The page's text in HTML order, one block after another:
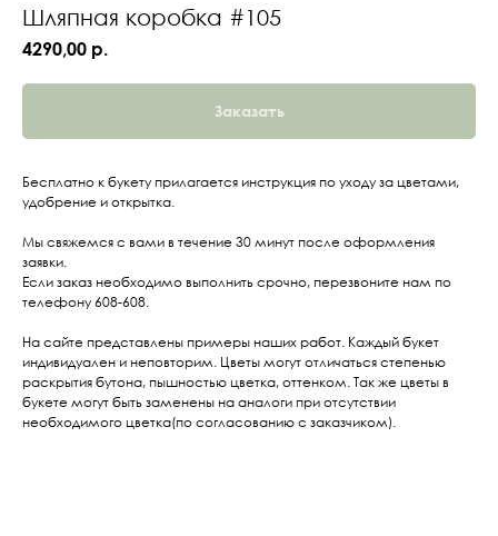
Шляпная коробка #105
4290,00 р.
Заказать
Бесплатно к букету прилагается инструкция по уходу за цветами,
удобрение и открытка.
Мы свяжемся с вами в течение 30 минут после оформления
заявки.
Если заказ необходимо выполнить срочно, перезвоните нам по
телефону 608-608.
На сайте представлены примеры наших работ. Каждый букет
индивидуален и неповторим. Цветы могут отличаться степенью
раскрытия бутона, пышностью цветка, оттенком. Так же цветы в
букете могут быть заменены на аналоги при отсутствии
необходимого цветка(по согласованию с заказчиком).